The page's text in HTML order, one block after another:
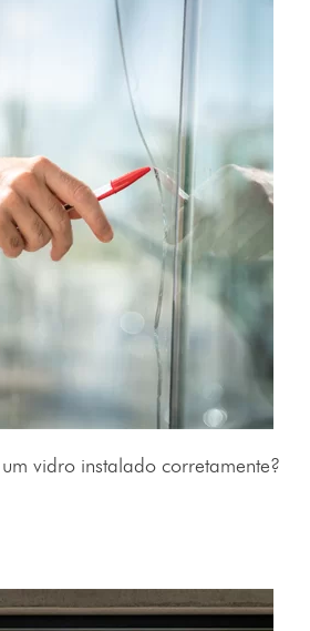
vidro instalado corretamente?